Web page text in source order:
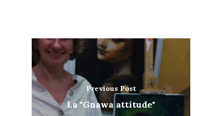
Previous Post
La "Gnawa attitude"